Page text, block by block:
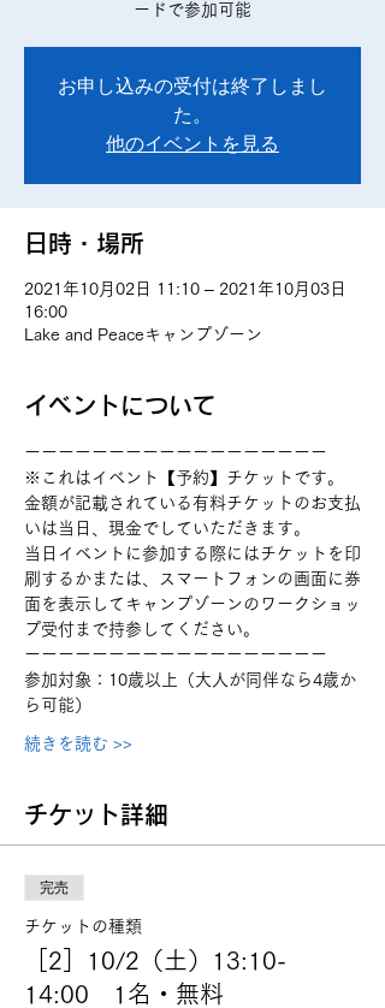
ードで参加可能
お申し込みの受付は終了しまし
た。
他のイベントを見る
日時・場所
2021年10月02日 11:10 – 2021年10月03日
16:00
Lake and Peaceキャンプゾーン
イベントについて
ーーーーーーーーーーーーーーーーーー
※これはイベント【予約】チケットです。
金額が記載されている有料チケットのお支払
いは当日、現金でしていただきます。
当日イベントに参加する際にはチケットを印
刷するかまたは、スマートフォンの画面に券
面を表示してキャンプゾーンのワークショッ
プ受付まで持参してください。
ーーーーーーーーーーーーーーーーーー
参加対象：10歳以上（大人が同伴なら4歳か
ら可能）
続きを読む >>
チケット詳細
完売
チケットの種類
［2］10/2（土）13:10-
14:00 1名・無料